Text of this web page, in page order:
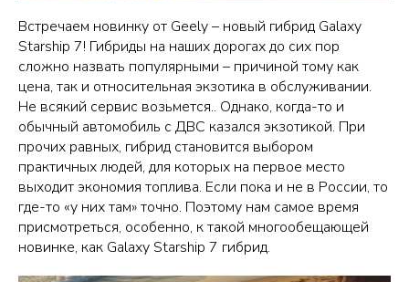
Встречаем новинку от Geely – новый гибрид Galaxy
Starship 7! Гибриды на наших дорогах до сих пор
сложно назвать популярными – причиной тому как
цена, так и относительная экзотика в обслуживании.
Не всякий сервис возьмется.. Однако, когда-то и
обычный автомобиль с ДВС казался экзотикой. При
прочих равных, гибрид становится выбором
практичных людей, для которых на первое место
выходит экономия топлива. Если пока и не в России, то
где-то «у них там» точно. Поэтому нам самое время
присмотреться, особенно, к такой многообещающей
новинке, как Galaxy Starship 7 гибрид.